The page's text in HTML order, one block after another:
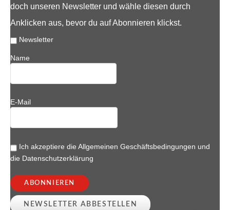
doch unseren Newsletter und wähle diesen durch
Anklicken aus, bevor du auf Abonnieren klickst.
Newsletter
Name
E-Mail
Ich akzeptiere die Allgemeinen Geschäftsbedingungen und
die Datenschutzerklärung